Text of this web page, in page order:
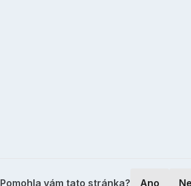
Pomohla vám tato stránka? Ano Ne